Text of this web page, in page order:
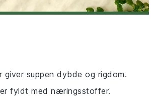
suppen dybde og rigdom.
fyldt med næringsstoffer.